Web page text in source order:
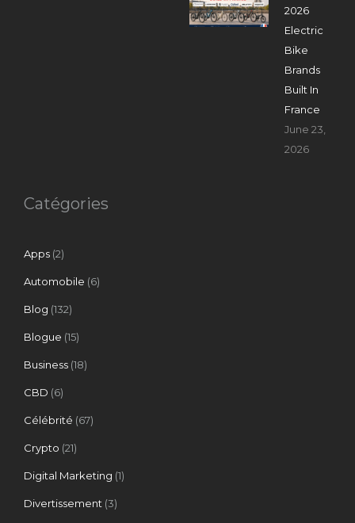
2026
Electric
Bike
Brands
Built In
France
June 23,
2026
Catégories
Apps (2)
Automobile (6)
Blog (132)
Blogue (15)
Business (18)
CBD (6)
Célébrité (67)
Crypto (21)
Digital Marketing (1)
Divertissement (3)